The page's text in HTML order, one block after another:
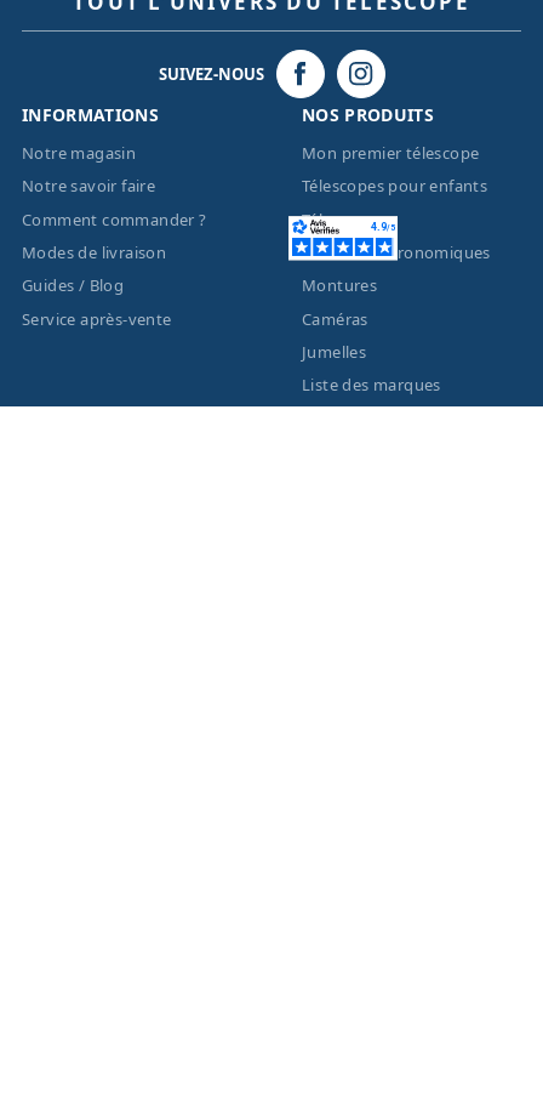
SUIVEZ-NOUS
INFORMATIONS
Notre magasin
Notre savoir faire
Comment commander ?
Modes de livraison
Guides / Blog
Service après-vente
NOS PRODUITS
Mon premier télescope
Télescopes pour enfants
Télescopes
Lunettes astronomiques
Montures
Caméras
Jumelles
Liste des marques